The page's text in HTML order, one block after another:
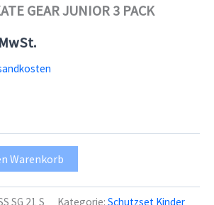
GEAR JUNIOR 3 PACK
Warenkorb
SG 21 S Kategorie: Schutzset Kinder